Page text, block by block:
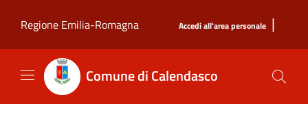
Regione Emilia-Romagna
Accedi all'area personale |
Comune di Calendasco